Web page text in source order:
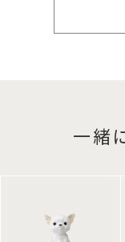
一緒